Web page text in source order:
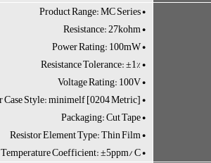
• Product Range: MC Series
• Resistance: 27kohm
• Power Rating: 100mW
• Resistance Tolerance: ±1%
• Voltage Rating: 100V
• Resistor Case Style: minimelf [0204 Metric]
• Packaging: Cut Tape
• Resistor Element Type: Thin Film
• Temperature Coefficient: ±5ppm/°C